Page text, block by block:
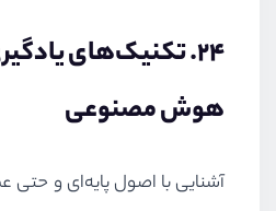
24. تکنیک‌های
هوش مصنوعی
آشنایی با اصول پایه‌ای و